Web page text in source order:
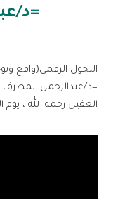
=د/
التحول الرقمي(واقع
=د/عبدالرحمن المطرف
العقيل رحمه الله ، يوم الأربعاء